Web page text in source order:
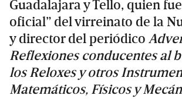
Guadalajara y Tello, quien
oficial” del virreinato de la
y director del periódico
Reflexiones conducentes al
los Reloxes y otros
Matemáticos, Físicos y